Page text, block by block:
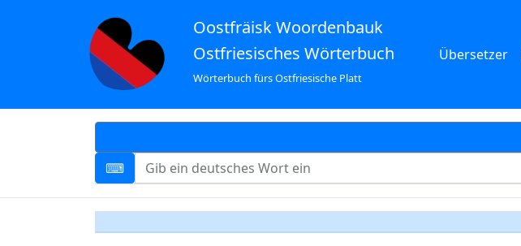
Oostfräisk Woordenbauk
Ostfriesisches Wörterbuch
Wörterbuch fürs Ostfriesische Platt
Übersetzer